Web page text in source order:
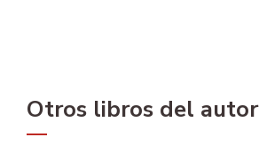
Otros libros del autor